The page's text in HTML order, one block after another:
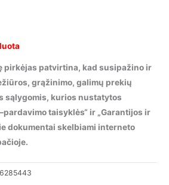
pirkėjas patvirtina, kad susipažino ir
grąžinimo, galimų prekių
sąlygomis, kurios nustatytos
taisyklės“ ir „Garantijos ir
dokumentai skelbiami interneto